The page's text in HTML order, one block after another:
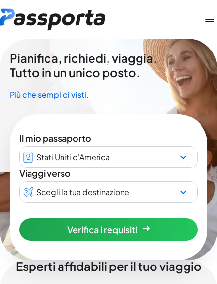
Pianifica, richiedi, viaggia.
Tutto in un unico posto.
Più che semplici visti.
Il mio passaporto
Stati Uniti d'America
Viaggi verso
Scegli la tua destinazione
Verifica i requisiti
Esperti affidabili per il tuo viaggio